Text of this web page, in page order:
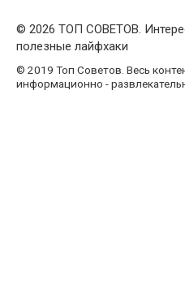
© 2026 ТОП СОВЕТОВ.
полезные лайфхаки
© 2019 Топ Советов. Весь
информационно -